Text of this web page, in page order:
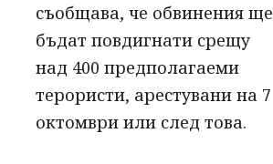
съобщава, че обвинения ще
бъдат повдигнати срещу
над 400 предполагаеми
терористи, арестувани на 7
октомври или след това.